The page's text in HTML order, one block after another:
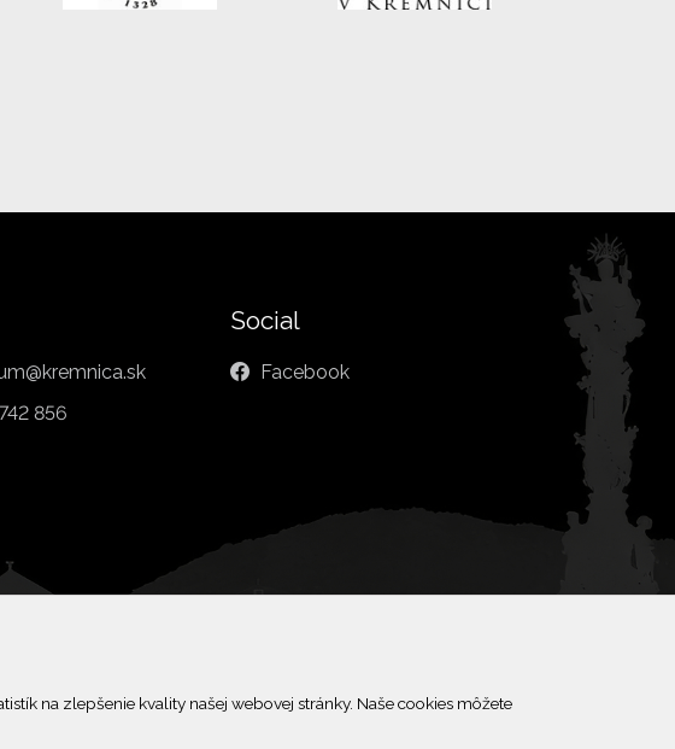
na zlepšenie kvality našej webovej stránky. Naše cookies môžete
856
Social
Facebook
vyhradené.